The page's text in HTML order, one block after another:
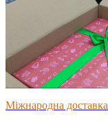
Міжнародна доставка